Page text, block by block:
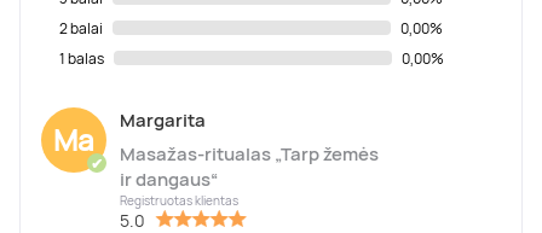
2 balai
0,00%
1 balas
0,00%
Ma
✔
Margarita
Masažas-ritualas „Tarp žemės
ir dangaus“
Registruotas klientas
5.0